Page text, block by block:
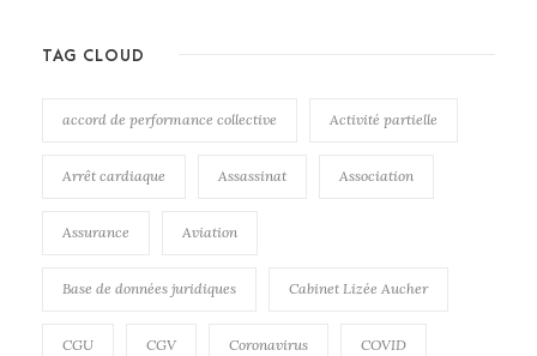
TAG CLOUD
accord de performance collective Activité partielle
Arrêt cardiaque Assassinat Association
Assurance Aviation
Base de données juridiques Cabinet Lizée Aucher
CGU CGV Coronavirus COVID